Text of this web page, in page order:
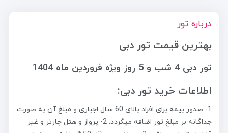
درباره تور
بهترین قیمت تور دبی
تور دبی 4 شب و 5 روز ویژه فروردین ماه 1404
اطلاعات خرید تور دبی:
1- صدور بیمه برای افراد بالای 60 سال اجباری و مبلغ آن به صورت
جداگانه بر مبلغ تور اضافه میگردد. 2- پرواز و هتل چارتر و غیر